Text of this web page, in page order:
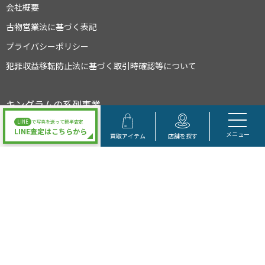
LINE で写真を送って簡単査定
LINE査定はこちらから 買取アイテム 店舗を探す メニュー
会社概要
古物営業法に基づく表記
プライバシーポリシー
犯罪収益移転防止法に基づく取引時確認等について
キングラムの系列事業